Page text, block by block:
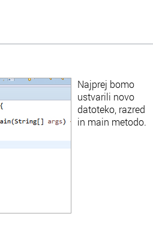
Najprej bomo
ustvarili novo
datoteko, razred
in main metodo.